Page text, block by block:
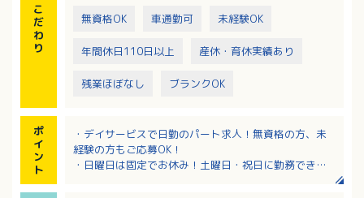
こ
だ
わ
り
無資格OK 車通勤可 未経験OK
年間休日110日以上 産休・育休実績あり
残業ほぼなし ブランクOK
ポ
イ
ン
ト
・デイサービスで日勤のパート求人！無資格の方、未
経験の方もご応募OK！
・日曜日は固定でお休み！土曜日・祝日に勤務できる